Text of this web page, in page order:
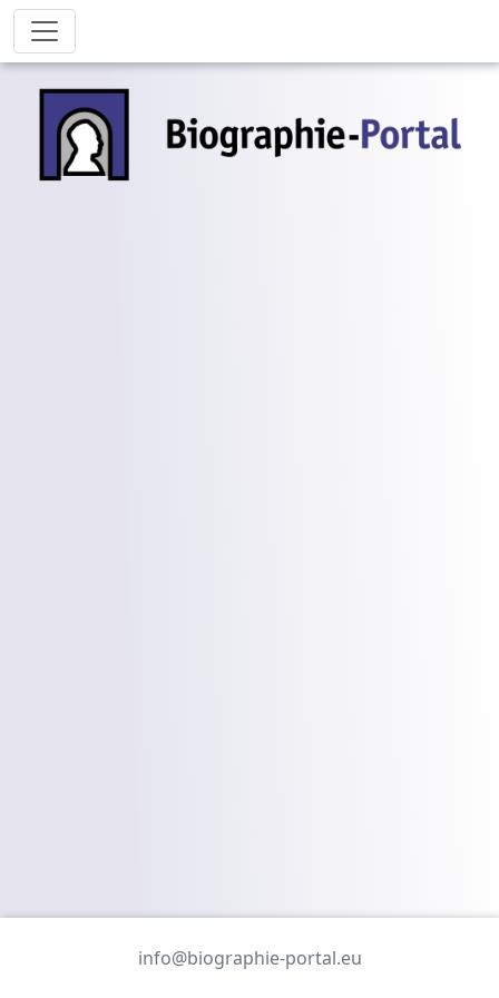
info@biographie-portal.eu